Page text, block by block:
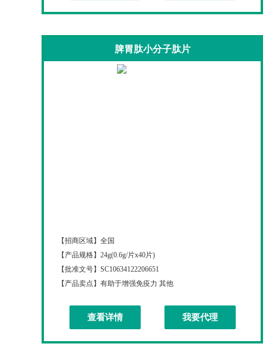
脾胃肽小分子肽片
【招商区域】 全国
【产品规格】 24g(0.6g/片x40片)
【批准文号】 SC10634122206651
【产品卖点】 有助于增强免疫力 其他
查看详情 我要代理